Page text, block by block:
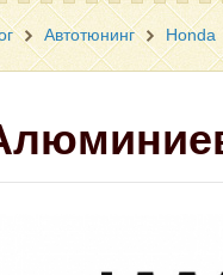
Автотюнинг Honda